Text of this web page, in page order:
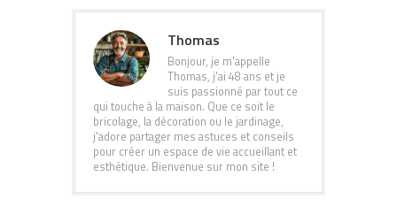
Thomas
Bonjour, je m'appelle
Thomas, j'ai 48 ans et je
suis passionné par tout ce
qui touche à la maison. Que ce soit le
bricolage, la décoration ou le jardinage,
j'adore partager mes astuces et conseils
pour créer un espace de vie accueillant et
esthétique. Bienvenue sur mon site !